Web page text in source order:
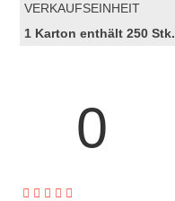
VERKAUFSEINHEIT
1 Karton enthält 250 Stk.
0